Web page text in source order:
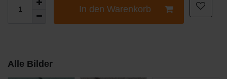
In den Warenkorb
Alle Bilder